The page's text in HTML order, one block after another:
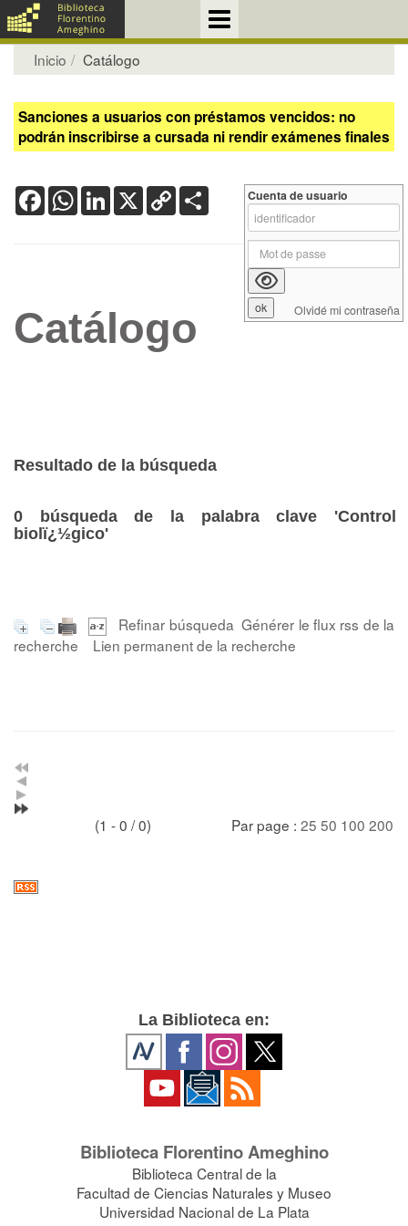
Inicio Catálogo
Sanciones a usuarios con préstamos vencidos: no
podrán inscribirse a cursada ni rendir exámenes finales
FacebookWhatsApp
LinkedIn
X Copy
Link
Catálogo
Resultado de la búsqueda
0 búsqueda de la palabra clave 'Control
biolï¿½gico'
Refinar búsqueda Générer le flux rss de la
recherche
Lien permanent de la recherche
(1 - 0 / 0) Par page : 25 50 100 200
Cuenta de usuario
Olvidé mi contraseña
La Biblioteca en:
Biblioteca Florentino Ameghino
Biblioteca Central de la
Facultad de Ciencias Naturales y Museo
Universidad Nacional de La Plata